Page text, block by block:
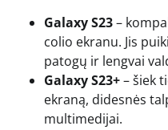
Galaxy S23–
colio ekranu. Jis
patogų ir lengvai
Galaxy S23+– šiek
ekraną, didesnės
multimedijai.